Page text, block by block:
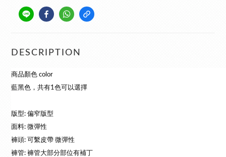
DESCRIPTION
商品顏色 color
藍黑色，共有1色可以選擇
版型: 偏窄版型
面料: 微彈性
褲頭: 可繫皮帶 微彈性
褲管: 褲管大部分部位有補丁